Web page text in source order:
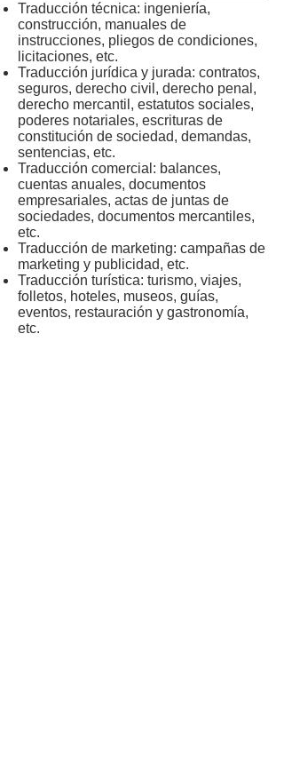
Traducción técnica: ingeniería,
construcción, manuales de
instrucciones, pliegos de condiciones,
licitaciones, etc.
Traducción jurídica y jurada: contratos,
seguros, derecho civil, derecho penal,
derecho mercantil, estatutos sociales,
poderes notariales, escrituras de
constitución de sociedad, demandas,
sentencias, etc.
Traducción comercial: balances,
cuentas anuales, documentos
empresariales, actas de juntas de
sociedades, documentos mercantiles,
etc.
Traducción de marketing: campañas de
marketing y publicidad, etc.
Traducción turística: turismo, viajes,
folletos, hoteles, museos, guías,
eventos, restauración y gastronomía,
etc.